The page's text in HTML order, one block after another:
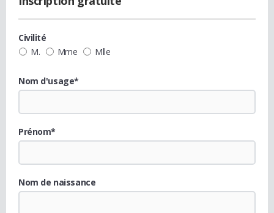
Civilité
M.
Mme Mlle
Nom d'usage*
Prénom*
Nom de naissance